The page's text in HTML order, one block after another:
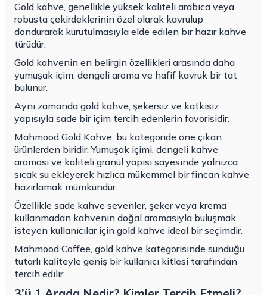
Gold kahve, genellikle yüksek kaliteli arabica veya
robusta çekirdeklerinin özel olarak kavrulup
dondurarak kurutulmasıyla elde edilen bir hazır kahve
türüdür.
Gold kahvenin en belirgin özellikleri arasında daha
yumuşak içim, dengeli aroma ve hafif kavruk bir tat
bulunur.
Aynı zamanda gold kahve, şekersiz ve katkısız
yapısıyla sade bir içim tercih edenlerin favorisidir.
Mahmood Gold Kahve, bu kategoride öne çıkan
ürünlerden biridir. Yumuşak içimi, dengeli kahve
aroması ve kaliteli granül yapısı sayesinde yalnızca
sıcak su ekleyerek hızlıca mükemmel bir fincan kahve
hazırlamak mümkündür.
Özellikle sade kahve sevenler, şeker veya krema
kullanmadan kahvenin doğal aromasıyla buluşmak
isteyen kullanıcılar için gold kahve ideal bir seçimdir.
Mahmood Coffee, gold kahve kategorisinde sunduğu
tutarlı kaliteyle geniş bir kullanıcı kitlesi tarafından
tercih edilir.